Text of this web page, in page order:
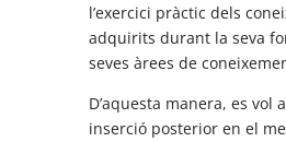
l’exercici pràctic dels
adquirits durant la seva
seves àrees de
D’aquesta manera, es vol
inserció posterior en el